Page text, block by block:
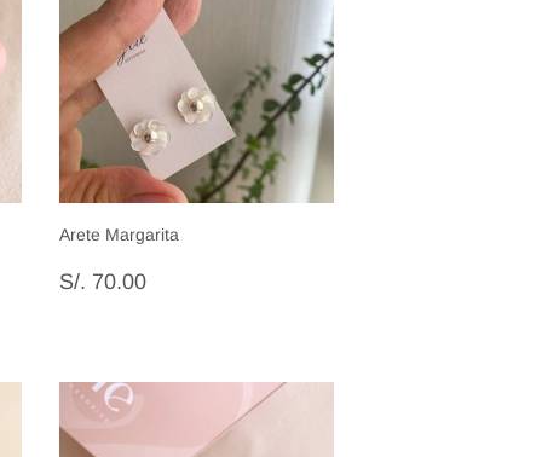
Arete Margarita
Precio
habitual
S/. 70.00S/.